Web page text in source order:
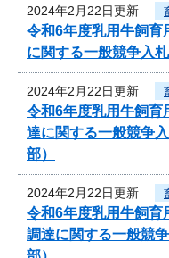
2024年2月22日更新
令和6年度乳用牛飼育
に関する一般競争入
2024年2月22日更新
令和6年度乳用牛飼育
達に関する一般競争
部）
2024年2月22日更新
令和6年度乳用牛飼育
調達に関する一般競